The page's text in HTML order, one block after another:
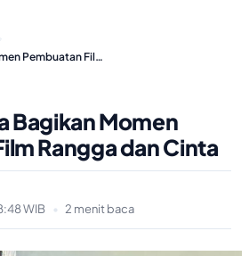
Mira Lesmana Bagikan Momen Pembuatan Film Rangga dan…
Bagikan Momen
Rangga dan Cinta
WIB
• 2 menit baca